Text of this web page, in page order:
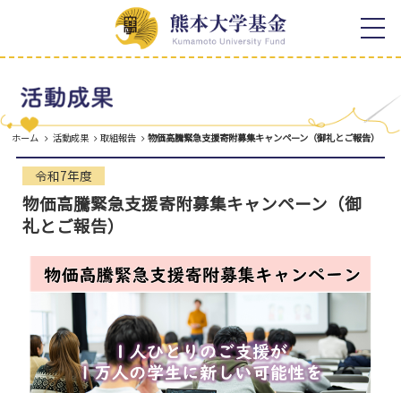
ホーム 活動成果 取組報告 物価高騰緊急支援寄附募集キャンペーン（御礼とご報告）
令和7年度
物価高騰緊急支援寄附募集キャンペーン（御
礼とご報告）
お知らせ
熊本大学基金について
学長メッセージ
熊本大学基金の概要
寄附のご案内
事業報告
熊本大学各学部等同窓会との
寄附の種類
使途を特定しない寄附
使途を特定する寄附
寄附の特典
寄附者様への顕彰
活動成果
取組報告
年間報告書
お問い合わせ